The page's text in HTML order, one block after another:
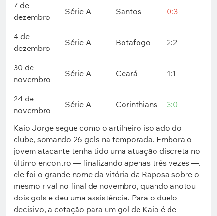
7 de
dezembro
Série A Santos 0:3
4 de
dezembro
Série A Botafogo 2:2
30 de
novembro
Série A Ceará 1:1
24 de
novembro
Série A Corinthians 3:0
Kaio Jorge segue como o artilheiro isolado do
clube, somando 26 gols na temporada. Embora o
jovem atacante tenha tido uma atuação discreta no
último encontro — finalizando apenas três vezes —,
ele foi o grande nome da vitória da Raposa sobre o
mesmo rival no final de novembro, quando anotou
dois gols e deu uma assistência. Para o duelo
decisivo, a cotação para um gol de Kaio é de